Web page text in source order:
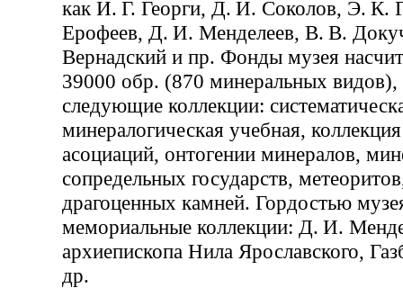
как И. Г. Георги, Д. И. Соколов, Э.
Ерофеев, Д. И. Менделеев, В. В.
Вернадский и пр. Фонды музея
39000 обр. (870 минеральных
следующие коллекции:
минералогическая учебная,
асоциаций, онтогении минералов,
сопредельных государств,
драгоценных камней. Гордостью
мемориальные коллекции: Д. И.
архиепископа Нила Ярославского,
др.